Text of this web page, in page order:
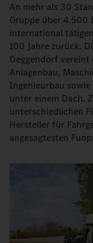
An mehr als 30
Gruppe über 4.500
international
100 Jahre zurück.
Deggendorf
Anlagenbau,
Ingenieurbau
unter einem Dach.
unterschiedlichen
Hersteller für
angesagtesten